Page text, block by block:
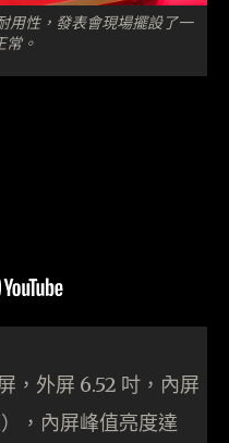
用性，發表會現場擺設了一
。
，外屏 6.52 吋，內屏
，內屏峰值亮度達